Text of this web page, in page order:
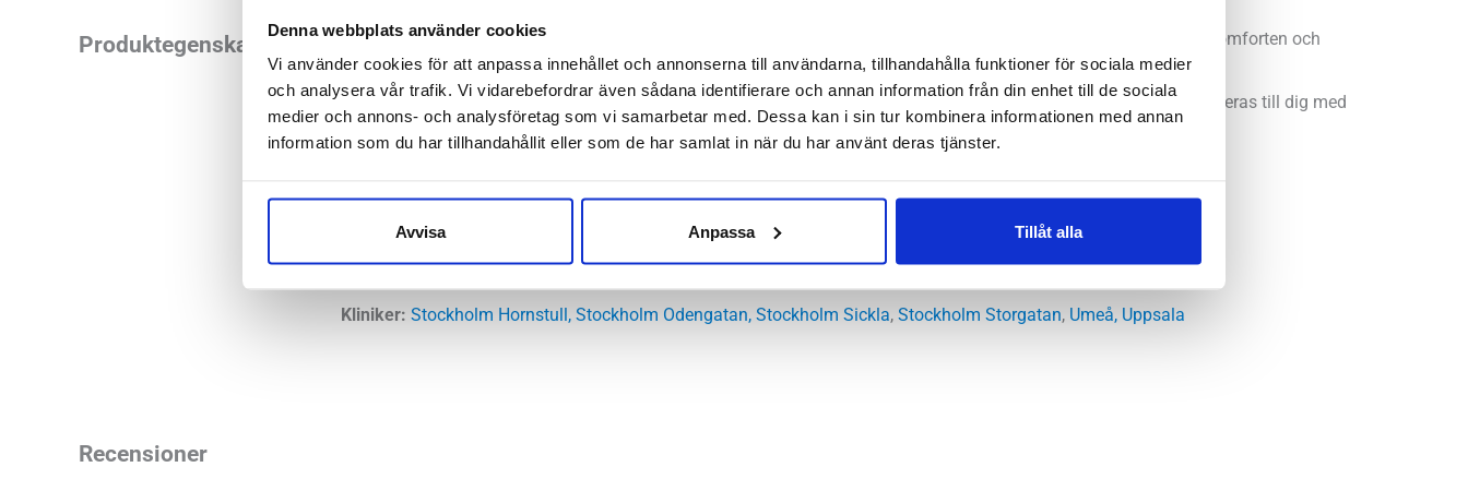
Denna webbplats använder cookies
Vi använder cookies för att anpassa innehållet och annonserna till användarna, tillhandahålla funktioner för sociala medier
och analysera vår trafik. Vi vidarebefordrar även sådana identifierare och annan information från din enhet till de sociala
medier och annons- och analysföretag som vi samarbetar med. Dessa kan i sin tur kombinera informationen med annan
information som du har tillhandahållit eller som de har samlat in när du har använt deras tjänster.
Avvisa Anpassa Tillåt alla
Produktegenskaper
Skor med rullsula och mjuk stötdämpning har blivit omåttligt populära de senaste åren. Varför? Bekvämligheten, komforten och
avlastningen de ger för hela din kropp. Joya
Dynamo Classic faller klart in under den kategorin. Det här är en modell som med sin funktion kommer rekommenderas till dig med
fotsmärtor och/eller ömhet i ryggen.
Läst:Normal
Material:Läder
Kliniker: Stockholm Hornstull, Stockholm Odengatan, Stockholm Sickla, Stockholm Storgatan, Umeå, Uppsala
Recensioner